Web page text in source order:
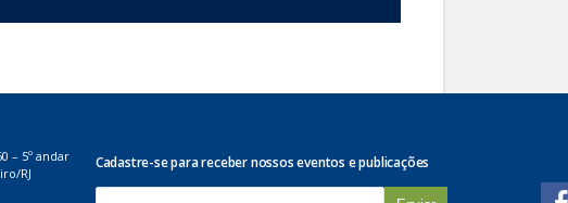
– 5º andar
RJ
Cadastre-se para receber nossos eventos e publicações